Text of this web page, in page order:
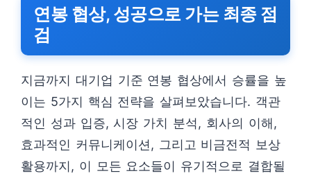
연봉 협상, 성공으로 가는 최종 점
검
지금까지 대기업 기준 연봉 협상에서 승률을 높
이는 5가지 핵심 전략을 살펴보았습니다. 객관
적인 성과 입증, 시장 가치 분석, 회사의 이해,
효과적인 커뮤니케이션, 그리고 비금전적 보상
활용까지, 이 모든 요소들이 유기적으로 결합될